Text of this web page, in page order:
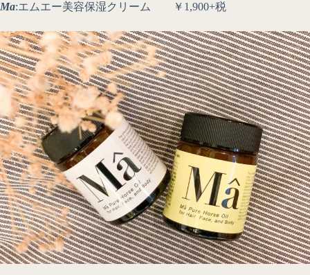
Ma:エムエー美容保湿クリーム ￥1,900+税